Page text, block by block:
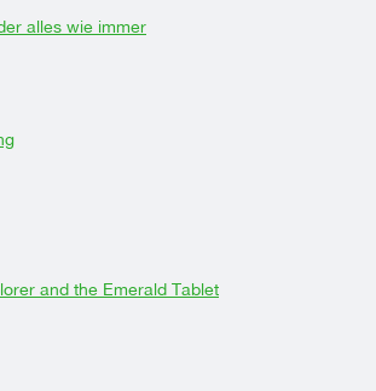
alles wie immer
and the Emerald Tablet